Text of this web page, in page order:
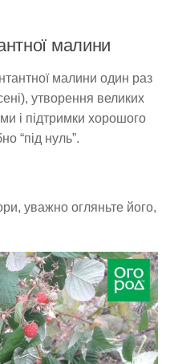
малини
малини один раз
утворення великих
і підтримки хорошого
“під нуль”.
уважно огляньте його,